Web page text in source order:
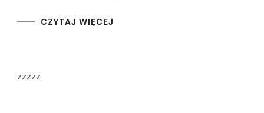
CZYTAJ WIĘCEJ
zzzzz